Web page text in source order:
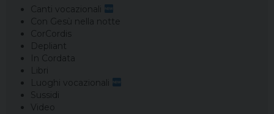
Canti vocazionali
Con Gesù nella notte
CorCordis
Depliant
In Cordata
Libri
Luoghi vocazionali
Sussidi
Video